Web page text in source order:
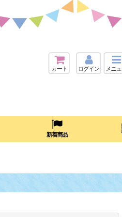
カート ログイン メニ
新着商品